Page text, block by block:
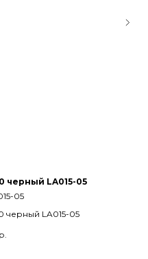
черный LA015-05
05
LA015-05
р.